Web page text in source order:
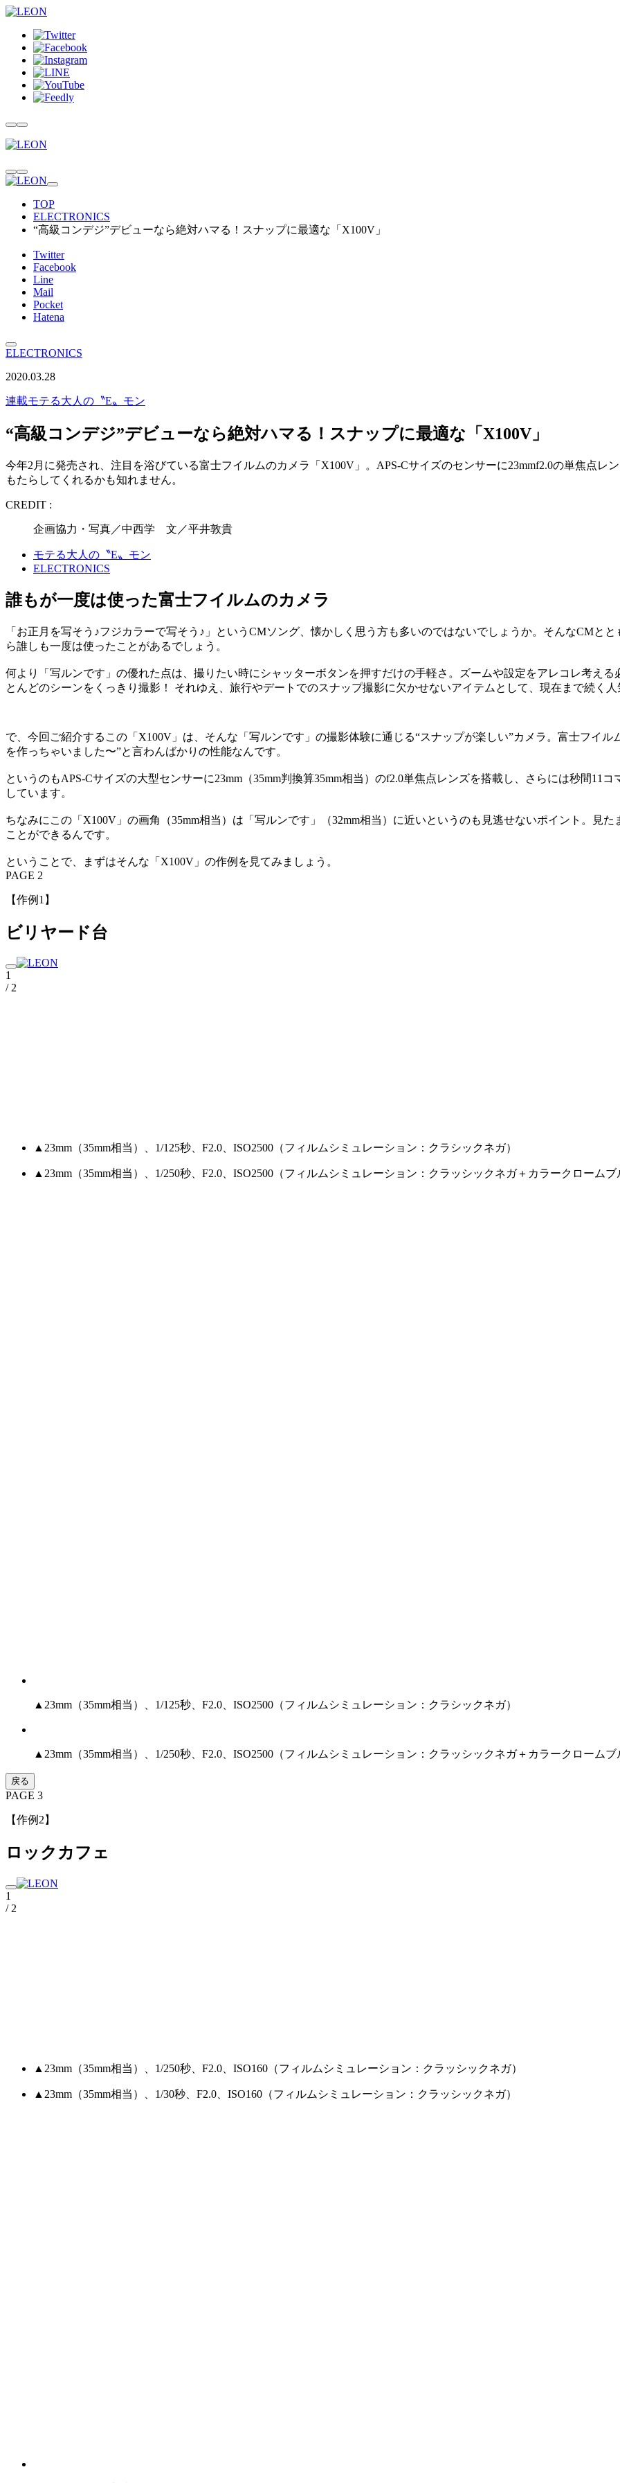
TOP
ELECTRONICS
“高級コンデジ”デビューなら絶対ハマる！スナップに最適な「X100V」
Twitter
Facebook
Line
Mail
Pocket
Hatena
ELECTRONICS
2020.03.28
連載モテる大人の〝E〟モン
“高級コンデジ”デビューなら絶対ハマる！スナップに最適な「X100V」
今年2月に発売され、注目を浴びている富士フイルムのカメラ「X100V」。APS-Cサイズのセンサーに23mmf2.0の単焦点レ
もたらしてくれるかも知れません。
CREDIT :
企画協力・写真／中西学 文／平井敦貴
モテる大人の〝E〟モン
ELECTRONICS
誰もが一度は使った富士フイルムのカメラ
「お正月を写そう♪フジカラーで写そう♪」というCMソング、懐かしく思う方も多いのではないでしょうか。そんなCMと
ら誰しも一度は使ったことがあるでしょう。
何より「写ルンです」の優れた点は、撮りたい時にシャッターボタンを押すだけの手軽さ。ズームや設定をアレコレ考え
とんどのシーンをくっきり撮影！ それゆえ、旅行やデートでのスナップ撮影に欠かせないアイテムとして、現在まで続く
で、今回ご紹介するこの「X100V」は、そんな「写ルンです」の撮影体験に通じる“スナップが楽しい”カメラ。富士フイ
を作っちゃいました〜”と言わんばかりの性能なんです。
というのもAPS-Cサイズの大型センサーに23mm（35mm判換算35mm相当）のf2.0単焦点レンズを搭載し、さらには秒間11
しています。
ちなみにこの「X100V」の画角（35mm相当）は「写ルンです」（32mm相当）に近いというのも見逃せないポイント。見
ことができるんです。
ということで、まずはそんな「X100V」の作例を見てみましょう。
PAGE 2
【作例1】
ビリヤード台
1
/ 2
▲23mm（35mm相当）、1/125秒、F2.0、ISO2500（フィルムシミュレーション：クラシックネガ）
▲23mm（35mm相当）、1/250秒、F2.0、ISO2500（フィルムシミュレーション：クラッシックネガ＋カラークロームブ
▲23mm（35mm相当）、1/125秒、F2.0、ISO2500（フィルムシミュレーション：クラシックネガ）
▲23mm（35mm相当）、1/250秒、F2.0、ISO2500（フィルムシミュレーション：クラッシックネガ＋カラークロームブ
戻る
PAGE 3
【作例2】
ロックカフェ
1
/ 2
▲23mm（35mm相当）、1/250秒、F2.0、ISO160（フィルムシミュレーション：クラッシックネガ）
▲23mm（35mm相当）、1/30秒、F2.0、ISO160（フィルムシミュレーション：クラッシックネガ）